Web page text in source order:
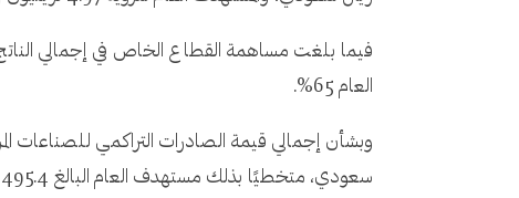
العام 65%.